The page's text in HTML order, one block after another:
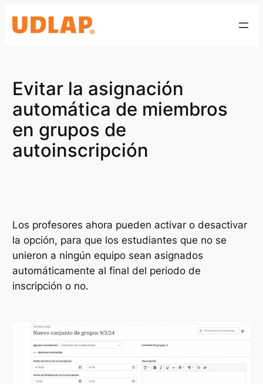
Evitar la asignación
automática de miembros
en grupos de
autoinscripción
Los profesores ahora pueden activar o desactivar
la opción, para que los estudiantes que no se
unieron a ningún equipo sean asignados
automáticamente al final del periodo de
inscripción o no.